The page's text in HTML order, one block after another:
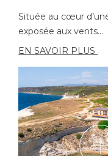
Située au cœur
exposée aux vents...
EN SAVOIR PLUS